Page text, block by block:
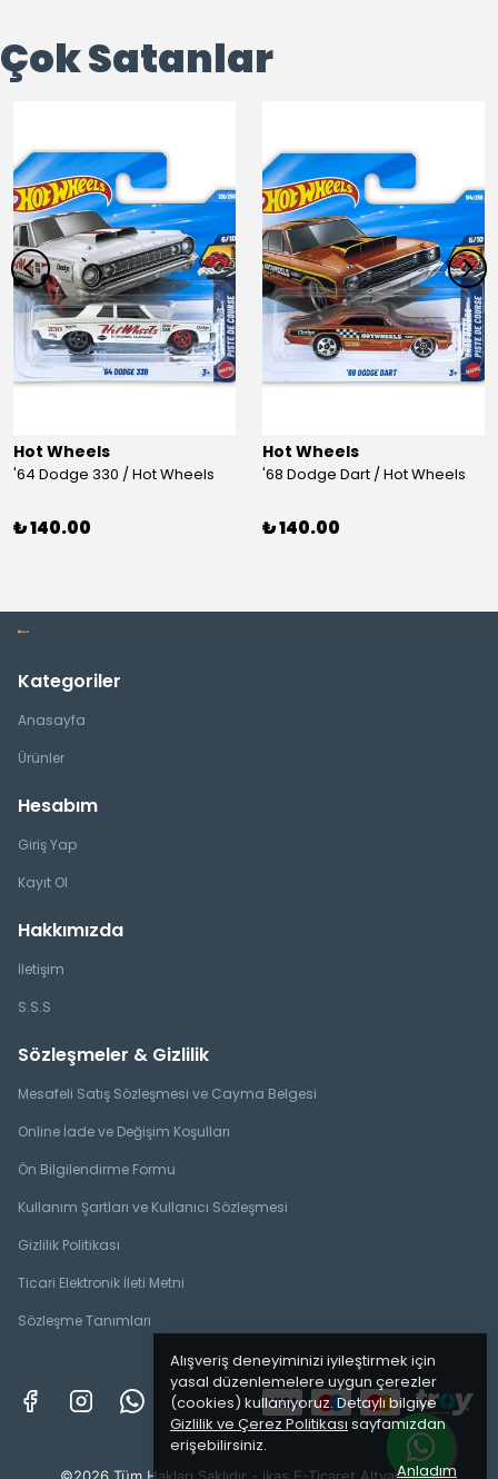
Alışveriş deneyiminizi iyileştirmek için
yasal düzenlemelere uygun çerezler
(cookies) kullanıyoruz. Detaylı bilgiye
Gizlilik ve Çerez Politikası sayfamızdan
erişebilirsiniz.
Anladım
Çok Satanlar
Hot Wheels
'64 Dodge 330 / Hot Wheels
₺ 140.00
Hot Wheels
'68 Dodge Dart / Hot Wheels
₺ 140.00
Kategoriler
Anasayfa
Ürünler
Hesabım
Giriş Yap
Kayıt Ol
Hakkımızda
İletişim
S.S.S
Sözleşmeler & Gizlilik
Mesafeli Satış Sözleşmesi ve Cayma Belgesi
Online İade ve Değişim Koşulları
Ön Bilgilendirme Formu
Kullanım Şartları ve Kullanıcı Sözleşmesi
Gizlilik Politikası
Ticari Elektronik İleti Metni
Sözleşme Tanımları